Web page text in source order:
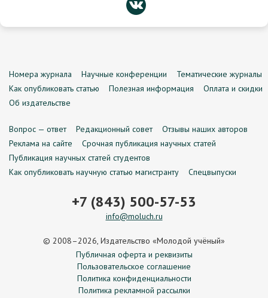
Номера журнала Научные конференции
Тематические журналы
Как опубликовать статью
Полезная информация
Оплата и скидки
Об издательстве
Вопрос — ответ Редакционный совет
Отзывы наших авторов
Реклама на сайте
Срочная публикация научных статей
Публикация научных статей студентов
Как опубликовать научную статью магистранту
Спецвыпуски
+7 (843) 500-57-53
info@moluch.ru
© 2008–2026, Издательство «Молодой учёный»
Публичная оферта и реквизиты
Пользовательское соглашение
Политика конфиденциальности
Политика рекламной рассылки